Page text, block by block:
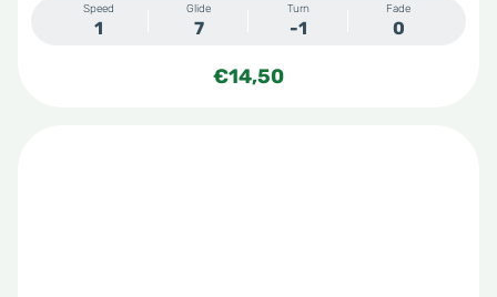
Speed
1
Glide
7
Turn
-1
Fade
0
€14,50